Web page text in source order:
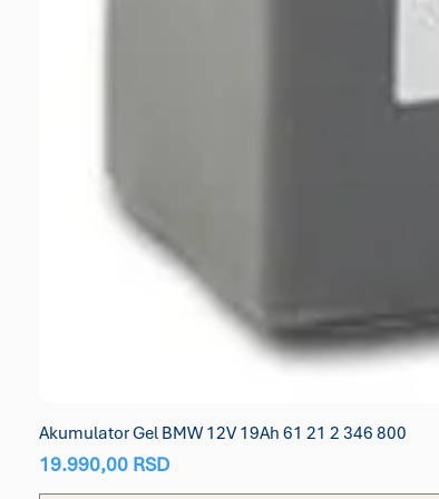
Akumulator Gel BMW 12V 19Ah 61 21 2 346 800
Price
19.990,00 RSD